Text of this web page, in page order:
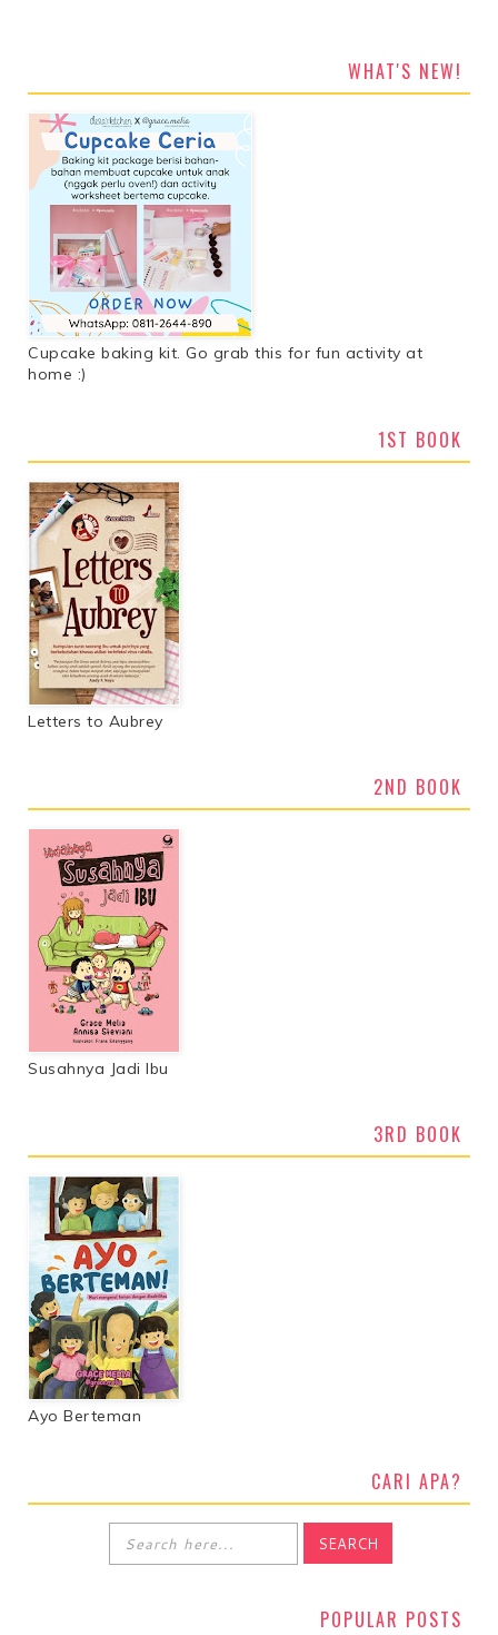
WHAT'S NEW!
Cupcake baking kit. Go grab this for fun activity at
home :)
1ST BOOK
Letters to Aubrey
2ND BOOK
Susahnya Jadi Ibu
3RD BOOK
Ayo Berteman
CARI APA?
POPULAR POSTS